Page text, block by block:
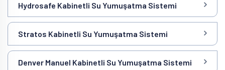
Hydrosafe Kabinetli Su Yumuşatma Sistemi
Stratos Kabinetli Su Yumuşatma Sistemi
Denver Manuel Kabinetli Su Yumuşatma Sistemi